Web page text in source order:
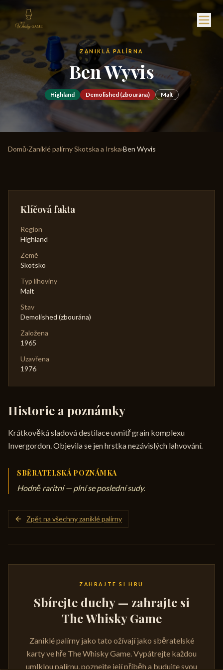
ZANIKLÁ PALÍRNA
Ben Wyvis
Highland Demolished (zbourána) Malt
Domů›Zaniklé palírny Skotska a Irska›Ben Wyvis
Klíčová fakta
Region
Highland
Země
Skotsko
Typ lihoviny
Malt
Stav
Demolished (zbourána)
Založena
1965
Uzavřena
1976
Historie a poznámky
Krátkověká sladová destilace uvnitř grain komplexu
Invergordon. Objevila se jen hrstka nezávislých lahvování.
SBĚRATELSKÁ POZNÁMKA
Hodně raritní — plní se poslední sudy.
Zpět na všechny zaniklé palírny
ZAHRAJTE SI HRU
Sbírejte duchy — zahrajte si
The Whisky Game
Zaniklé palírny jako tato ožívají jako sběratelské
karty ve hře The Whisky Game. Vypátrejte každou
umlklou palírnu, poznejte její příběh a budujte svou